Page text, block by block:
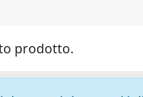
prodotto.